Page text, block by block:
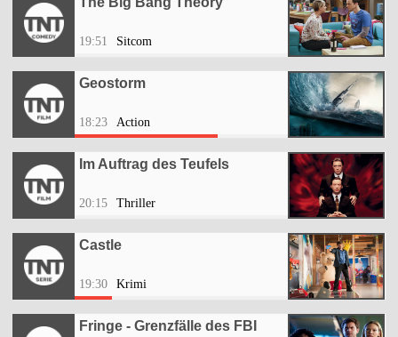
19:51 Sitcom
Geostorm
18:23 Action
Im Auftrag des Teufels
20:15 Thriller
Castle
19:30 Krimi
Fringe - Grenzfälle des FBI